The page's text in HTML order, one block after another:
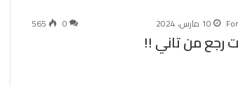
10 مارس، 2024 0
565
رجع من تاني !!